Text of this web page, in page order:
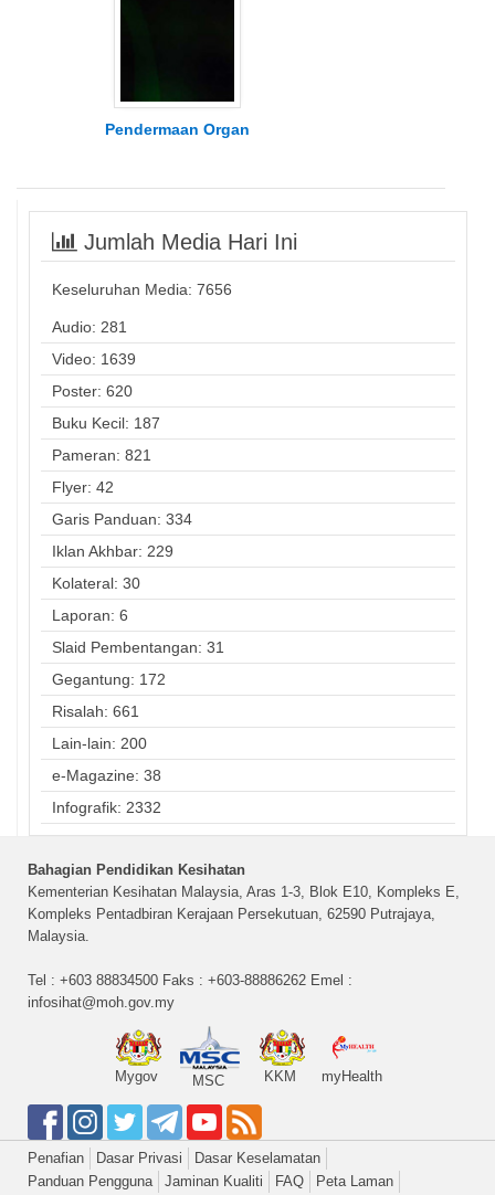
Pendermaan Organ
Jumlah Media Hari Ini
Keseluruhan Media: 7656
Audio: 281
Video: 1639
Poster: 620
Buku Kecil: 187
Pameran: 821
Flyer: 42
Garis Panduan: 334
Iklan Akhbar: 229
Kolateral: 30
Laporan: 6
Slaid Pembentangan: 31
Gegantung: 172
Risalah: 661
Lain-lain: 200
e-Magazine: 38
Infografik: 2332
Bahagian Pendidikan Kesihatan
Kementerian Kesihatan Malaysia, Aras 1-3, Blok E10, Kompleks E,
Kompleks Pentadbiran Kerajaan Persekutuan, 62590 Putrajaya,
Malaysia.
Tel : +603 88834500 Faks : +603-88886262 Emel :
infosihat@moh.gov.my
Mygov MSC KKM myHealth
Penafian Dasar Privasi
Dasar Keselamatan
Panduan Pengguna
Jaminan Kualiti FAQ Peta Laman